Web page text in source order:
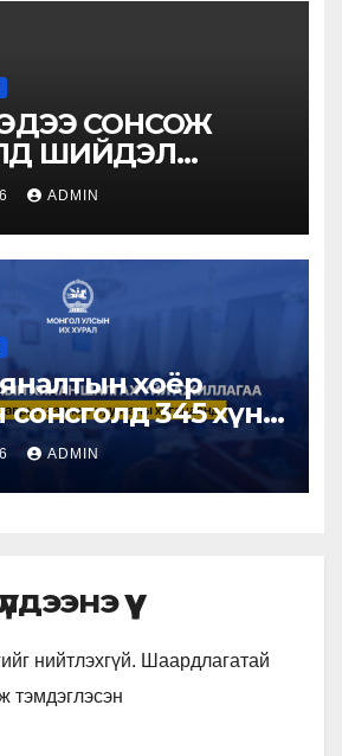
СОНСОЖ
ШИЙДЭЛ
ADMIN
хоёр
сонсголд 345 хүн
ADMIN
үү
нийтлэхгүй. Шаардлагатай
тэмдэглэсэн